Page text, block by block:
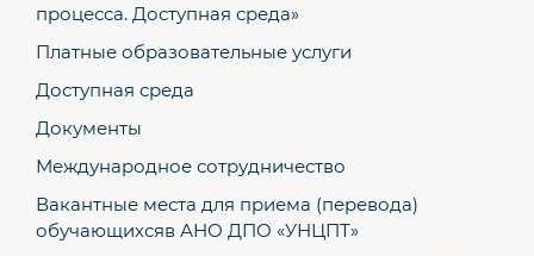
процесса. Доступная среда»
Платные образовательные услуги
Доступная среда
Документы
Международное сотрудничество
Вакантные места для приема (перевода)
обучающихсяв АНО ДПО «УНЦПТ»